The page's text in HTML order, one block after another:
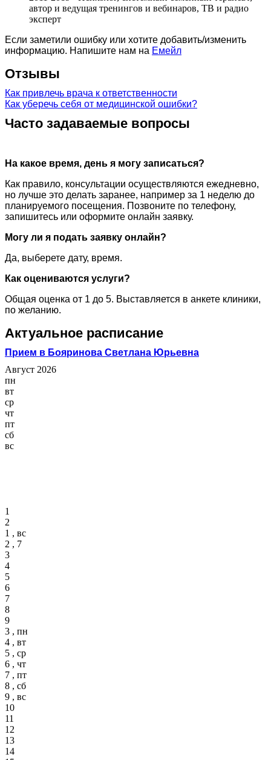
автор и ведущая тренингов и вебинаров, ТВ и радио
эксперт
Если заметили ошибку или хотите добавить/изменить
информацию. Напишите нам на Емейл
Отзывы
Как привлечь врача к ответственности
Как уберечь себя от медицинской ошибки?
Часто задаваемые вопросы
На какое время, день я могу записаться?
Как правило, консультации осуществляются ежедневно,
но лучше это делать заранее, например за 1 неделю до
планируемого посещения. Позвоните по телефону,
запишитесь или оформите онлайн заявку.
Могу ли я подать заявку онлайн?
Да, выберете дату, время.
Как оцениваются услуги?
Общая оценка от 1 до 5. Выставляется в анкете клиники,
по желанию.
Актуальное расписание
Прием в Бояринова Светлана Юрьевна
Август 2026
пн
вт
ср
чт
пт
сб
вс
1
2
1 , вс
2 , 7
3
4
5
6
7
8
9
3 , пн
4 , вт
5 , ср
6 , чт
7 , пт
8 , сб
9 , вс
10
11
12
13
14